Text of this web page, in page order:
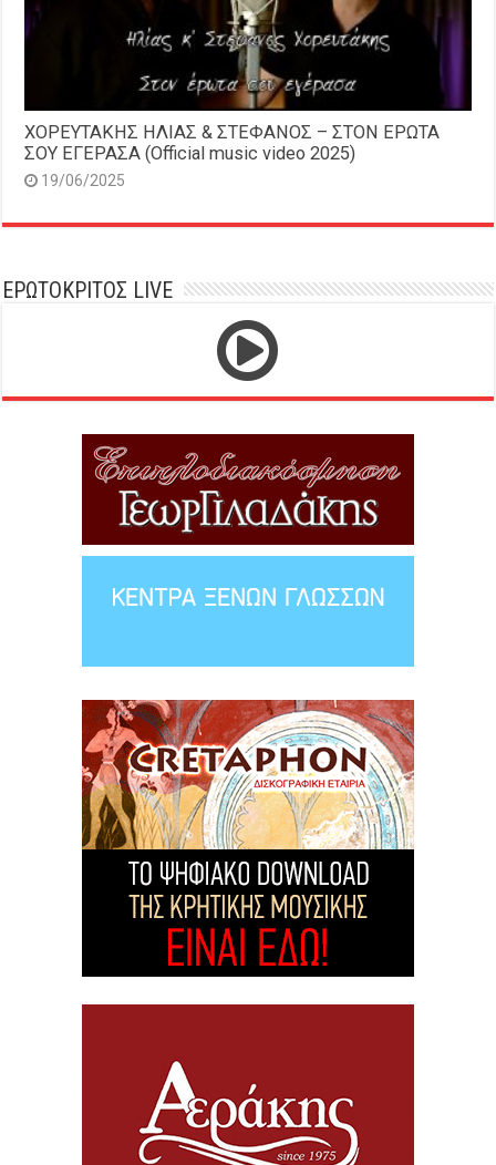
ΧΟΡΕΥΤΑΚΗΣ ΗΛΙΑΣ & ΣΤΕΦΑΝΟΣ – ΣΤΟΝ ΕΡΩΤΑ
ΣΟΥ ΕΓΕΡΑΣΑ (Official music video 2025)
19/06/2025
ΕΡΩΤΟΚΡΙΤΟΣ LIVE